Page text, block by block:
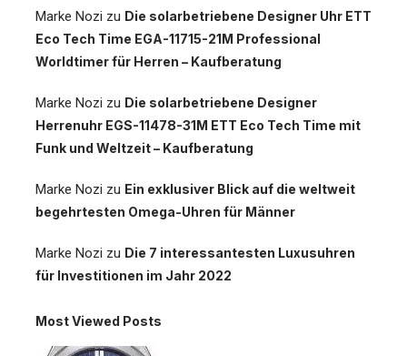
Marke Nozi zu Die solarbetriebene Designer Uhr ETT
Eco Tech Time EGA-11715-21M Professional
Worldtimer für Herren – Kaufberatung
Marke Nozi zu Die solarbetriebene Designer
Herrenuhr EGS-11478-31M ETT Eco Tech Time mit
Funk und Weltzeit – Kaufberatung
Marke Nozi zu Ein exklusiver Blick auf die weltweit
begehrtesten Omega-Uhren für Männer
Marke Nozi zu Die 7 interessantesten Luxusuhren
für Investitionen im Jahr 2022
Most Viewed Posts